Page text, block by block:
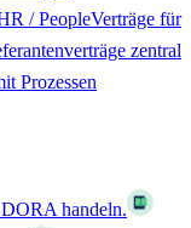
/ PeopleVerträge für
zentral
Prozessen
handeln.